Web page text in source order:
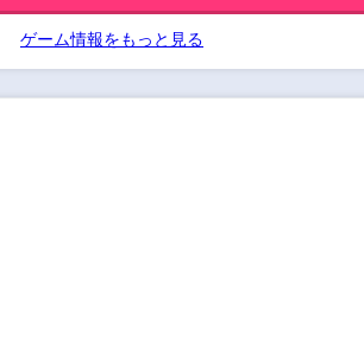
ゲーム情報をもっと見る